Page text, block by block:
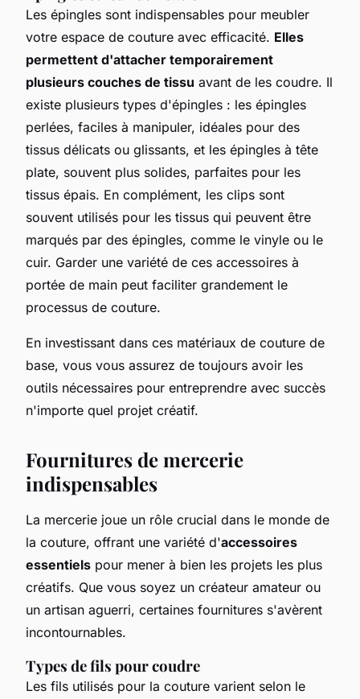
Les épingles sont indispensables pour meubler
votre espace de couture avec efficacité. Elles
permettent d'attacher temporairement
plusieurs couches de tissu avant de les coudre. Il
existe plusieurs types d'épingles : les épingles
perlées, faciles à manipuler, idéales pour des
tissus délicats ou glissants, et les épingles à tête
plate, souvent plus solides, parfaites pour les
tissus épais. En complément, les clips sont
souvent utilisés pour les tissus qui peuvent être
marqués par des épingles, comme le vinyle ou le
cuir. Garder une variété de ces accessoires à
portée de main peut faciliter grandement le
processus de couture.
En investissant dans ces matériaux de couture de
base, vous vous assurez de toujours avoir les
outils nécessaires pour entreprendre avec succès
n'importe quel projet créatif.
Fournitures de mercerie
indispensables
La mercerie joue un rôle crucial dans le monde de
la couture, offrant une variété d'accessoires
essentiels pour mener à bien les projets les plus
créatifs. Que vous soyez un créateur amateur ou
un artisan aguerri, certaines fournitures s'avèrent
incontournables.
Types de fils pour coudre
Les fils utilisés pour la couture varient selon le